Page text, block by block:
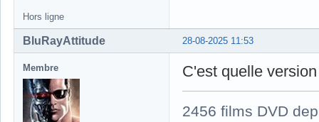
Hors ligne
28-08-2025 11:53
BluRayAttitude
Membre C'est quelle
2456 films DVD